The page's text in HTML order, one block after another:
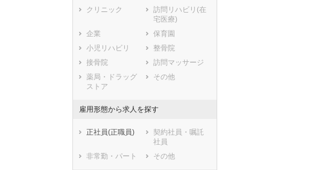
所沢市
飯能市
加須市
本庄市
東松山市
春日部市
狭山市
羽生市
鴻巣市
深谷市
入間市
朝霞市
和光市
新座市
桶川市
クリニック
訪問リハビリ(在
宅医療)
企業
保育園
小児リハビリ
整骨院
接骨院
訪問マッサージ
薬局・ドラッグ
ストア
その他
雇用形態から求人を探す
正社員(正職員)
契約社員・嘱託
社員
非常勤・パート
その他